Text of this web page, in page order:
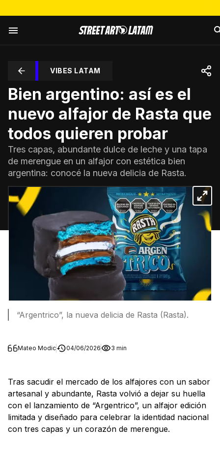
VIBES LATAM
Bien argentino: así es el
nuevo alfajor de Rasta que
todos quieren probar
Tres capas, abundante dulce de leche y una tapa
de merengue en un alfajor con estética bien
argentina: conocé la nueva delicia de Rasta.
“Argentrico”, la nueva delicia de Rasta (Rasta).
Mateo Modic 04/06/2026 3 min
Tras sacudir el mercado de los alfajores con un sabor
artesanal y abundante, Rasta volvió a dejar su huella
con el lanzamiento de “Argentrico”, un alfajor edición
limitada y diseñado para celebrar la identidad nacional
con tres capas y un corazón de merengue.